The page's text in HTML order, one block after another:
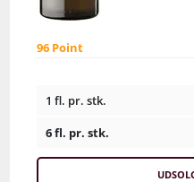
96 Point
1 fl. pr. stk.
6 fl. pr. stk.